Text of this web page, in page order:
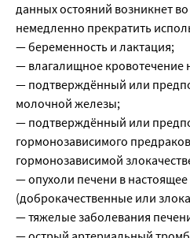
данных остояний возникнет
немедленно прекратить
— беременность и лактация;
— влагалищное кровотечение
— подтверждённый или
молочной железы;
— подтверждённый или
гормонозависимого
гормонозависимой
— опухоли печени в
(доброкачественные или
— тяжелые заболевания